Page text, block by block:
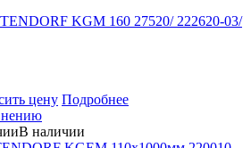
KGM 160 27520/ 222620-03/
цену Подробнее
В наличии